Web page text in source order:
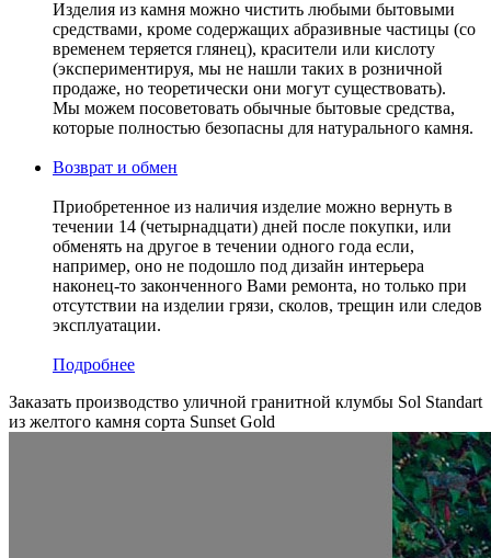
Изделия из камня можно чистить любыми бытовыми
средствами, кроме содержащих абразивные частицы (со
временем теряется глянец), красители или кислоту
(экспериментируя, мы не нашли таких в розничной
продаже, но теоретически они могут существовать).
Мы можем посоветовать обычные бытовые средства,
которые полностью безопасны для натурального камня.
Возврат и обмен
Приобретенное из наличия изделие можно вернуть в
течении 14 (четырнадцати) дней после покупки, или
обменять на другое в течении одного года если,
например, оно не подошло под дизайн интерьера
наконец-то законченного Вами ремонта, но только при
отсутствии на изделии грязи, сколов, трещин или следов
эксплуатации.
Подробнее
Заказать производство уличной гранитной клумбы Sol Standart
из желтого камня сорта Sunset Gold